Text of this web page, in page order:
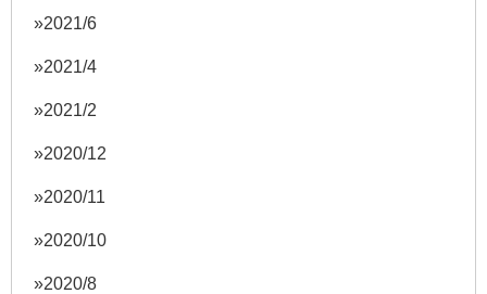
2021/6
2021/4
2021/2
2020/12
2020/11
2020/10
2020/8